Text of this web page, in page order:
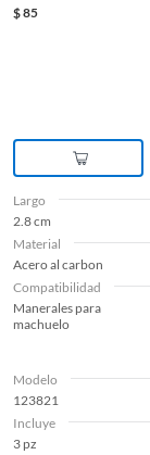
$85
Largo
2.8 cm
Material
Acero al carbon
Compatibilidad
Manerales para
machuelo
Modelo
123821
Incluye
3 pz